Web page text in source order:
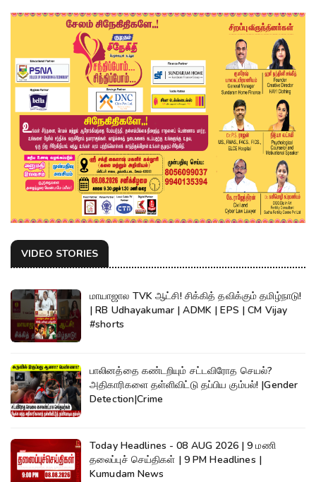
VIDEO STORIES
மாயாஜால TVK ஆட்சி! சிக்கித் தவிக்கும் தமிழ்நாடு!
| RB Udhayakumar | ADMK | EPS | CM Vijay
#shorts
பாலினத்தை கண்டறியும் சட்டவிரோத செயல்?
அதிகாரிகளை தள்ளிவிட்டு தப்பிய கும்பல்! |Gender
Detection|Crime
Today Headlines - 08 AUG 2026 | 9 மணி
தலைப்புச் செய்திகள் | 9 PM Headlines |
Kumudam News